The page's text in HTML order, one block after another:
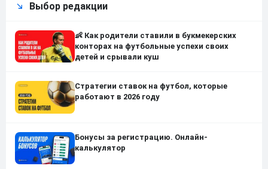
Выбор редакции
👶 Как родители ставили в букмекерских
конторах на футбольные успехи своих
детей и срывали куш
Стратегии ставок на футбол, которые
работают в 2026 году
Бонусы за регистрацию. Онлайн-
калькулятор